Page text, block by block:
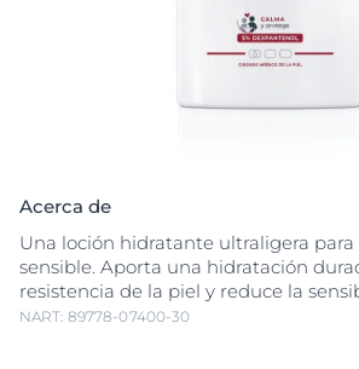
Acerca de
Una loción hidratante ultraligera para
sensible. Aporta una hidratación
resistencia de la piel y reduce la
NART: 89778-07400-30